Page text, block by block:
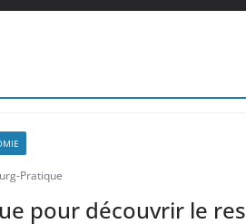
Pratique
pour découvrir le